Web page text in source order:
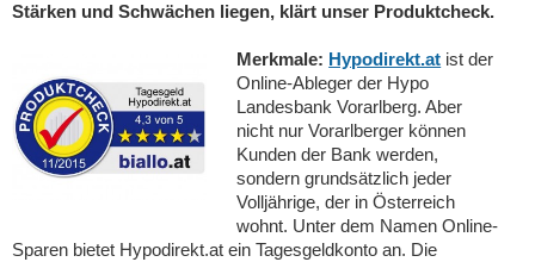
Stärken und Schwächen liegen, klärt unser Produktcheck.
Merkmale: Hypodirekt.at ist der
Online-Ableger der Hypo
Landesbank Vorarlberg. Aber
nicht nur Vorarlberger können
Kunden der Bank werden,
sondern grundsätzlich jeder
Volljährige, der in Österreich
wohnt. Unter dem Namen Online-
Sparen bietet Hypodirekt.at ein Tagesgeldkonto an. Die